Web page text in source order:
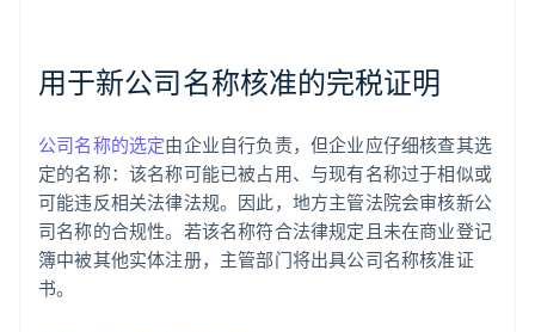
用于新公司名称核准的完税证明
公司名称的选定由企业自行负责，但企业应仔细核查其选
定的名称：该名称可能已被占用、与现有名称过于相似或
可能违反相关法律法规。因此，地方主管法院会审核新公
司名称的合规性。若该名称符合法律规定且未在商业登记
簿中被其他实体注册，主管部门将出具公司名称核准证
书。